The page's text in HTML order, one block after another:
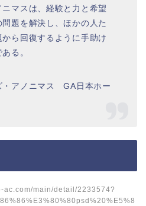
マスは、経験と力と希望
題を解決し、ほかの人た
ら回復するように手助け
る。
・アノニマス GA日本ホー
ac.com/main/detail/2233574?